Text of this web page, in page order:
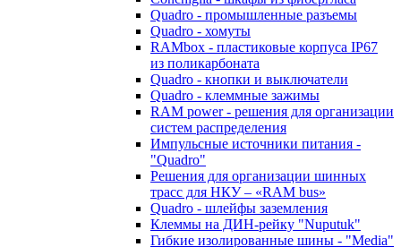
Quadro - промышленные разъемы
Quadro - хомуты
RAMbox - пластиковые корпуса IP67
из поликарбоната
Quadro - кнопки и выключатели
Quadro - клеммные зажимы
RAM power - решения для организации
систем распределения
Импульсные источники питания -
"Quadro"
Решения для организации шинных
трасс для НКУ – «RAM bus»
Quadro - шлейфы заземления
Клеммы на ДИН-рейку "Nuputuk"
Гибкие изолированные шины - "Media"